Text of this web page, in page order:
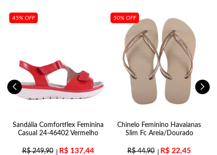
45% OFF
Sandália Comfortflex Feminina
Casual 24-46402 Vermelho
R$249,90 R$137,44
50% OFF
Chinelo Feminino Havaianas
Slim Fc Areia/Dourado
R$44,90 R$ 22,45